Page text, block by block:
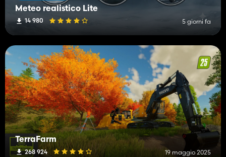
Meteo realistico Lite
14 980 5 giorni fa
TerraFarm
268 924 19 maggio 2025